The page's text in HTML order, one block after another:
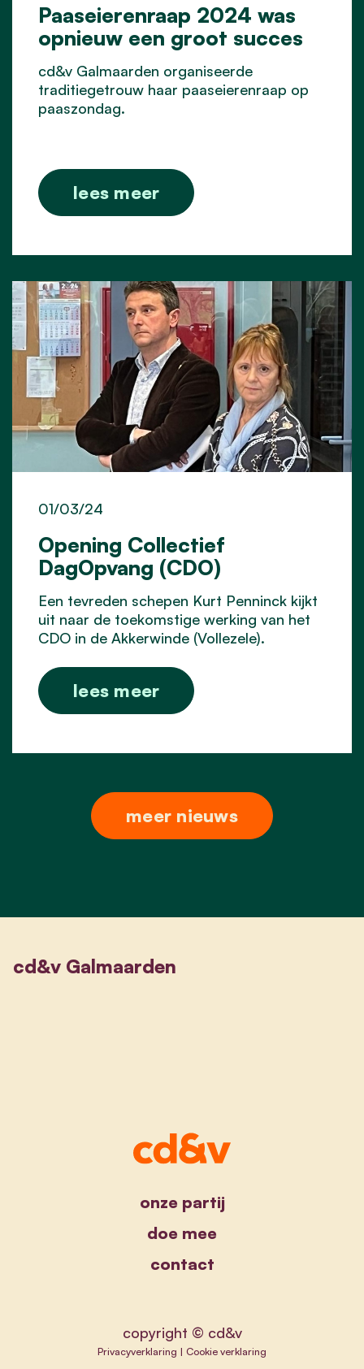
Paaseierenraap 2024 was
opnieuw een groot succes
cd&v Galmaarden organiseerde
traditiegetrouw haar paaseierenraap op
paaszondag.
lees meer
Opening Collectief
DagOpvang (CDO)
01/03/24
Een tevreden schepen Kurt Penninck kijkt
uit naar de toekomstige werking van het
CDO in de Akkerwinde (Vollezele).
lees meer
meer nieuws
cd&v Galmaarden
onze partij
doe mee
contact
copyright © cd&v
Privacyverklaring | Cookie verklaring